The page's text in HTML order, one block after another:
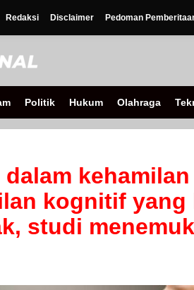
Redaksi Disclaimer Pedoman
Politik Hukum Olahraga
dalam
kognitif yang
studi